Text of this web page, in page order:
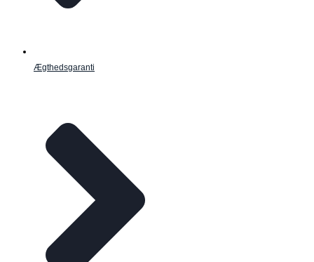
Ægthedsgaranti